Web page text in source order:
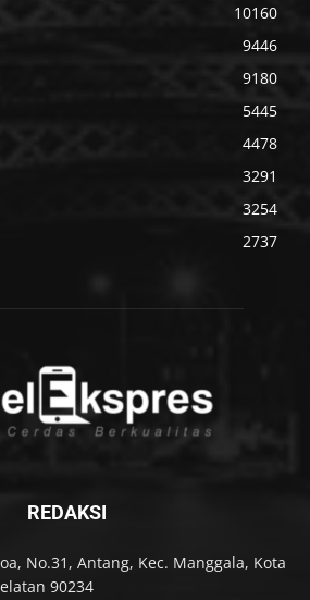
10160
9446
9180
5445
4478
3291
3254
2737
REDAKSI
No.31, Antang, Kec. Manggala, Kota
90234